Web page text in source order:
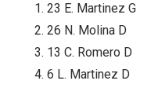
23 E. Martinez G
26 N. Molina D
13 C. Romero D
6 L. Martinez D